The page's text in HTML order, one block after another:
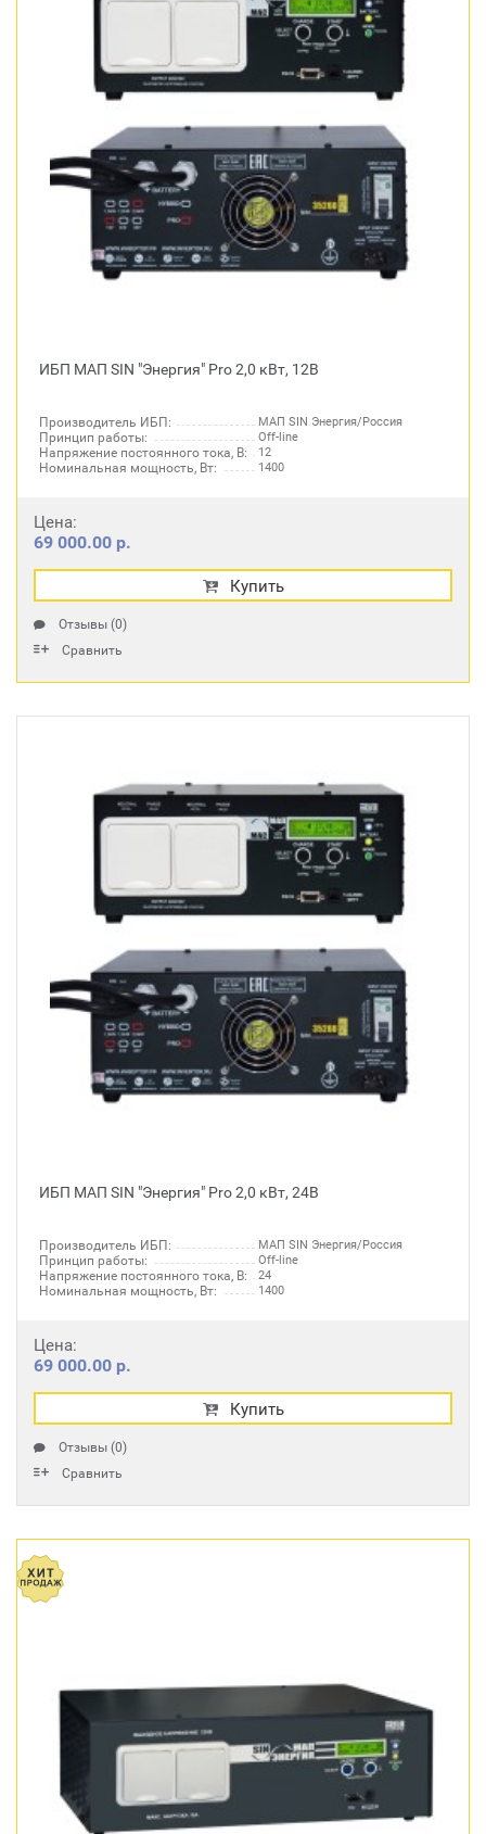
ИБП МАП SIN "Энергия" Pro 2,0 кВт, 12В
Производитель ИБП: МАП SIN Энергия/Россия
Принцип работы: Off-line
Напряжение постоянного тока, В: 12
Номинальная мощность, Вт: 1400
Цена:
69 000.00 р.
Купить
Отзывы (0)
Сравнить
ИБП МАП SIN "Энергия" Pro 2,0 кВт, 24В
Производитель ИБП: МАП SIN Энергия/Россия
Принцип работы: Off-line
Напряжение постоянного тока, В: 24
Номинальная мощность, Вт: 1400
Цена:
69 000.00 р.
Купить
Отзывы (0)
Сравнить